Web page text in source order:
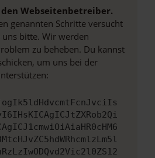
Webseitenbetreiber.
genannten Schritte versucht
bitte. Wir werden
zu beheben. Du kannst
um uns bei der